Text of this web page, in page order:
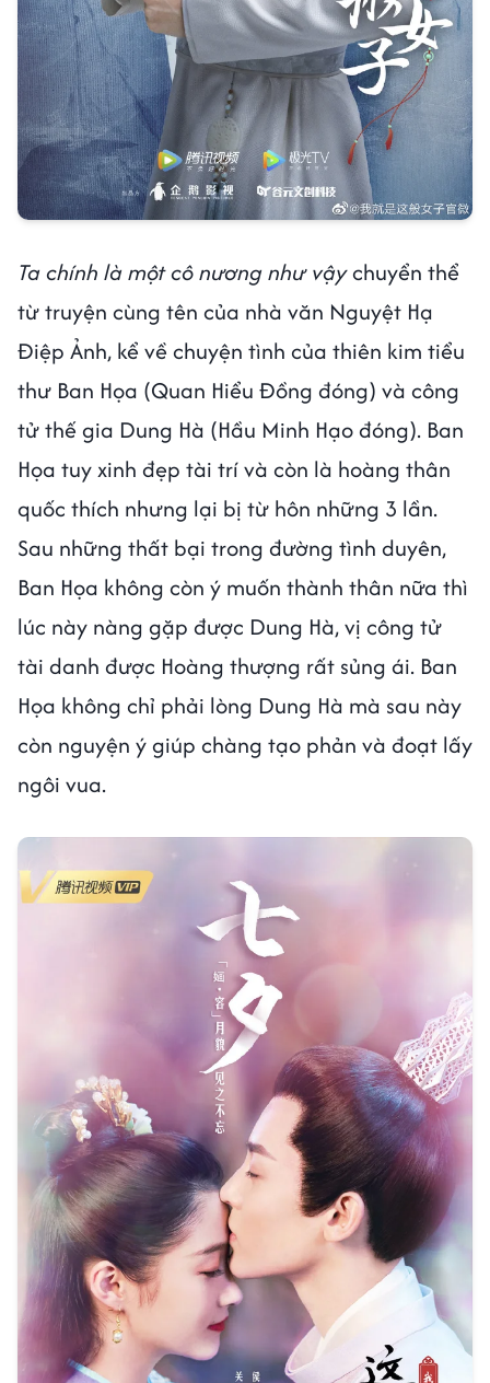
Ta chính là một cô nương như vậychuyển thể
từ truyện cùng tên của nhà văn Nguyệt Hạ
Điệp Ảnh, kể về chuyện tình của thiên kim tiểu
thư Ban Họa (Quan Hiểu Đồng đóng) và công
tử thế gia Dung Hà (Hầu Minh Hạo đóng). Ban
Họa tuy xinh đẹp tài trí và còn là hoàng thân
quốc thích nhưng lại bị từ hôn những 3 lần.
Sau những thất bại trong đường tình duyên,
Ban Họa không còn ý muốn thành thân nữa thì
lúc này nàng gặp được Dung Hà, vị công tử
tài danh được Hoàng thượng rất sủng ái. Ban
Họa không chỉ phải lòng Dung Hà mà sau này
còn nguyện ý giúp chàng tạo phản và đoạt lấy
ngôi vua.